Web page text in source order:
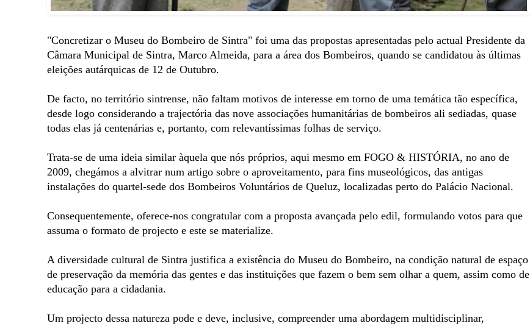
"Concretizar o Museu do Bombeiro de Sintra" foi uma das propostas apresentadas pelo actual Presidente da
Câmara Municipal de Sintra, Marco Almeida, para a área dos Bombeiros, quando se candidatou às últimas
eleições autárquicas de 12 de Outubro.
De facto, no território sintrense, não faltam motivos de interesse em torno de uma temática tão específica,
desde logo considerando a trajectória das nove associações humanitárias de bombeiros ali sediadas, quase
todas elas já centenárias e, portanto, com relevantíssimas folhas de serviço.
Trata-se de uma ideia similar àquela que nós próprios, aqui mesmo em FOGO & HISTÓRIA, no ano de
2009, chegámos a alvitrar num artigo sobre o aproveitamento, para fins museológicos, das antigas
instalações do quartel-sede dos Bombeiros Voluntários de Queluz, localizadas perto do Palácio Nacional.
Consequentemente, oferece-nos congratular com a proposta avançada pelo edil, formulando votos para que
assuma o formato de projecto e este se materialize.
A diversidade cultural de Sintra justifica a existência do Museu do Bombeiro, na condição natural de espaço
de preservação da memória das gentes e das instituições que fazem o bem sem olhar a quem, assim como de
educação para a cidadania.
Um projecto dessa natureza pode e deve, inclusive, compreender uma abordagem multidisciplinar,